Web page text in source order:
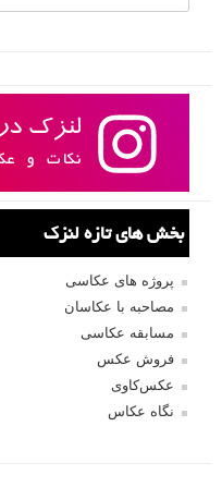
بخش های تازه لنزک
پروژه های عکاسی
مصاحبه با عکاسان
مسابقه عکاسی
فروش عکس
عکس‌کاوی
نگاه عکاس